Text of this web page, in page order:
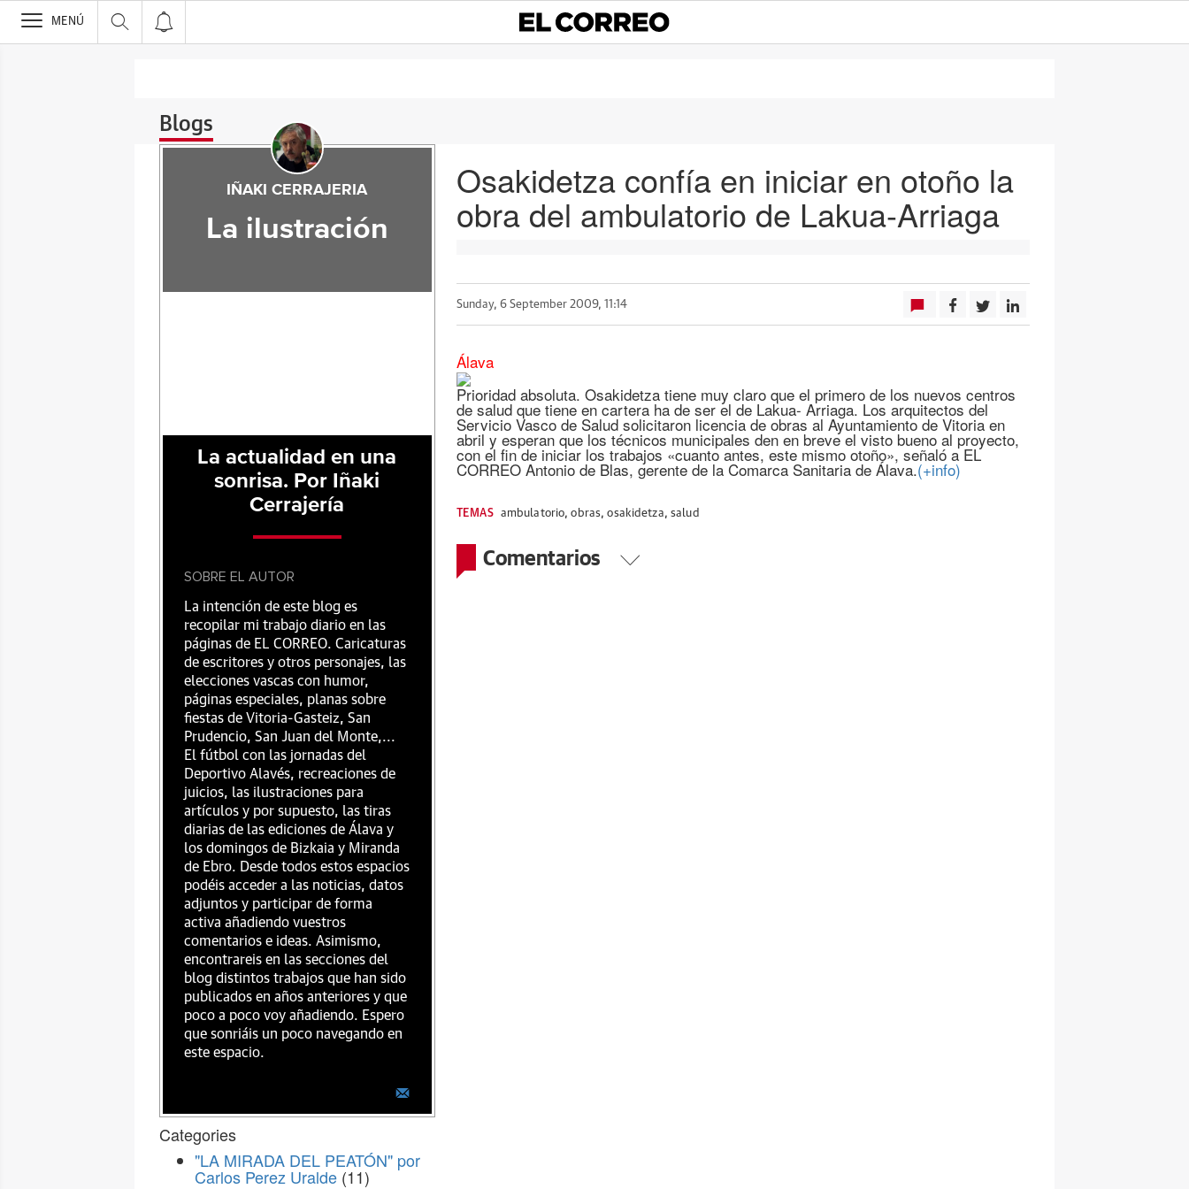
>
MENÚ
Blogs
Osakidetza confía en iniciar en otoño la
obra del ambulatorio de Lakua-Arriaga
Sunday, 6 September 2009, 11:14
Álava
Prioridad absoluta. Osakidetza tiene muy claro que el primero de los nuevos centros
de salud que tiene en cartera ha de ser el de Lakua- Arriaga. Los arquitectos del
Servicio Vasco de Salud solicitaron licencia de obras al Ayuntamiento de Vitoria en
abril y esperan que los técnicos municipales den en breve el visto bueno al proyecto,
con el fin de iniciar los trabajos «cuanto antes, este mismo otoño», señaló a EL
CORREO Antonio de Blas, gerente de la Comarca Sanitaria de Álava.(+info)
TEMAS ambulatorio,obras,osakidetza, salud
Comentarios
IÑAKI CERRAJERIA
La ilustración
La actualidad en una
sonrisa. Por Iñaki
Cerrajería
SOBRE EL AUTOR
La intención de este blog es
recopilar mi trabajo diario en las
páginas de EL CORREO. Caricaturas
de escritores y otros personajes, las
elecciones vascas con humor,
páginas especiales, planas sobre
fiestas de Vitoria-Gasteiz, San
Prudencio, San Juan del Monte,...
El fútbol con las jornadas del
Deportivo Alavés, recreaciones de
juicios, las ilustraciones para
artículos y por supuesto, las tiras
diarias de las ediciones de Álava y
los domingos de Bizkaia y Miranda
de Ebro. Desde todos estos espacios
podéis acceder a las noticias, datos
adjuntos y participar de forma
activa añadiendo vuestros
comentarios e ideas. Asimismo,
encontrareis en las secciones del
blog distintos trabajos que han sido
publicados en años anteriores y que
poco a poco voy añadiendo. Espero
que sonriáis un poco navegando en
este espacio.
Categories
"LA MIRADA DEL PEATÓN" por
Carlos Perez Uralde (11)